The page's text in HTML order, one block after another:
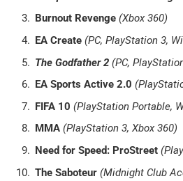
Burnout Revenge (Xbox 360)
EA Create (PC, PlayStation 3,
The Godfather 2 (PC,
EA Sports Active 2.0
FIFA 10 (PlayStation Portable,
MMA (PlayStation 3, Xbox 360)
Need for Speed: ProStreet
The Saboteur (Midnight Club